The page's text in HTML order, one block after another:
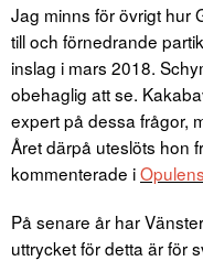
Jag minns för övrigt hur
till och förnedrande
inslag i mars 2018.
obehaglig att se.
expert på dessa frågor,
Året därpå uteslöts hon
kommenterade iOpulens
På senare år har
uttrycket för detta är för